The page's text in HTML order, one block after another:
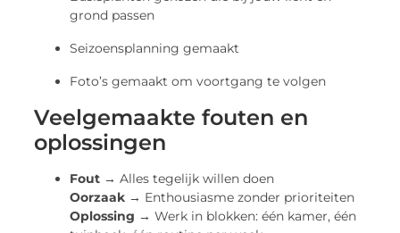
grond passen
Seizoensplanning gemaakt
Foto’s gemaakt om voortgang te volgen
Veelgemaakte fouten en
oplossingen
Fout → Alles tegelijk willen doen
Oorzaak → Enthousiasme zonder prioriteiten
Oplossing → Werk in blokken: één kamer, één